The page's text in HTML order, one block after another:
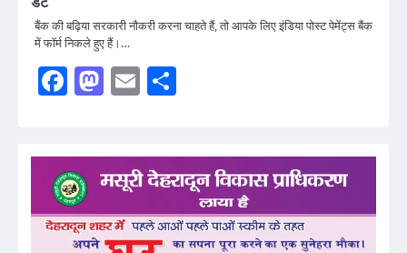
बैंक की बढ़िया सरकारी नौकरी करना चाहते हैं, तो आपके लिए इंडिया पोस्ट पेमेंट्स बैंक
में फॉर्म निकले हुए हैं।…
Facebook
Mastodon
Email